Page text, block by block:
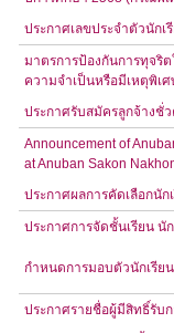
ประกาศเลขประจำตัวนักเ
มาตรการป้องกันการทุจริ
ความจำเป็นหรือมีเหตุพิเ
ประกาศรับสมัครลูกจ้างชั่
Announcement of
at Anuban Sakon
ประกาศผลการคัดเลือกนั
ประกาศการจัดชั้นเรียน นั
กำหนดการมอบตัวนักเรีย
ประกาศรายชื่อผู้มีสิทธิ์รับ